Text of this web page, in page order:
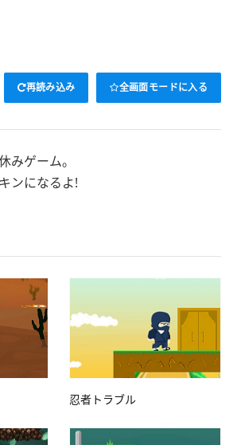
再読み込み 全画面モードに入る
みゲーム。
ンになるよ!
忍者トラブル